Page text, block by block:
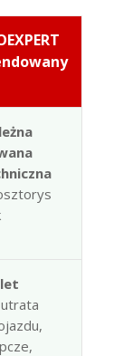
utrata